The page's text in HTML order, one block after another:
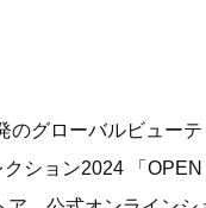
のグローバルビュー
ション2024 「OPEN